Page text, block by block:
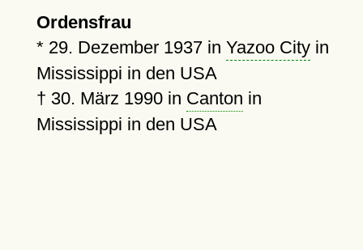
Ordensfrau
* 29. Dezember 1937in Yazoo Cityin
Mississippi in den USA
† 30. März 1990in Canton in
Mississippi in den USA